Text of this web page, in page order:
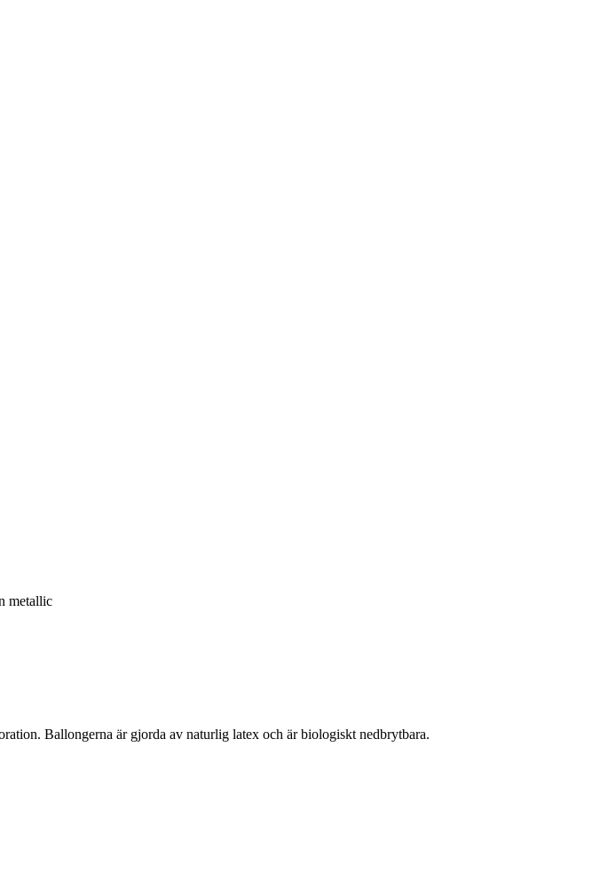
metallic
Ballongerna är gjorda av naturlig latex och är biologiskt nedbrytbara.